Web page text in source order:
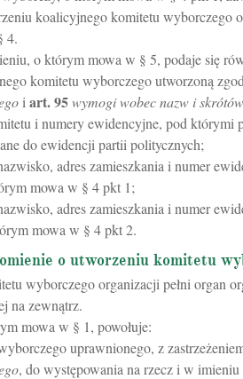
koalicyjnego komitetu wyborczego
4.
o którym mowa w § 5, podaje się
komitetu wyborczego utworzoną
i art.95wymogi wobec nazw i
i numery ewidencyjne, pod którymi
do ewidencji partii politycznych;
adres zamieszkania i numer
mowa w § 4 pkt 1;
adres zamieszkania i numer
mowa w § 4 pkt 2.
o utworzeniu komitetu
wyborczego organizacji pełni organ
na zewnątrz.
mowa w § 1, powołuje:
uprawnionego, z
, do występowania na rzecz i w